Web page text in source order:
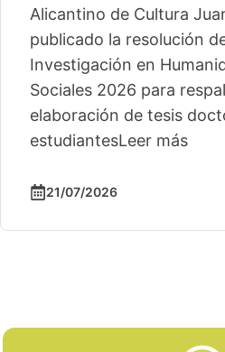
Alicantino de Cultura
publicado la resolución
Investigación en
Sociales 2026 para
elaboración de tesis
estudiantesLeer más
21/07/2026